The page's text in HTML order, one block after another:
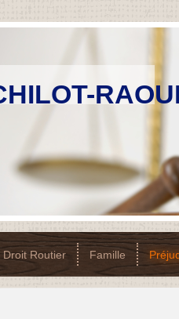
Droit Routier Famille